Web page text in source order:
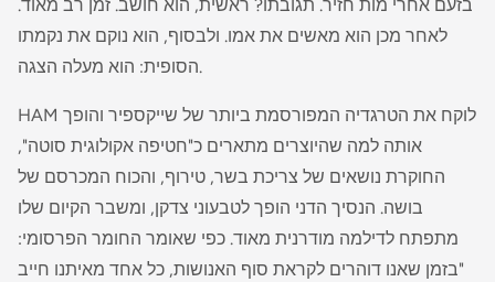
בזעם אחרי מות חזיר. תגובתו? ראשית, הוא חושב. זמן רב מאוד.
לאחר מכן הוא מאשים את אמו. ולבסוף, הוא נוקם את נקמתו
הסופית: הוא מעלה הצגה.
HAM לוקח את הטרגדיה המפורסמת ביותר של שייקספיר והופך
אותה למה שהיוצרים מתארים כ"חטיפה אקולוגית סוטה",
החוקרת נושאים של צריכת בשר, טירוף, והכוח המכרסם של
בושה. הנסיך הדני הופך לטבעוני צדקן, ומשבר הקיום שלו
מתפתח לדילמה מודרנית מאוד. כפי שאומר החומר הפרסומי:
"בזמן שאנו דוהרים לקראת סוף האנושות, כל אחד מאיתנו חייב